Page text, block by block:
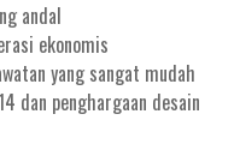
andal
ekonomis
yang sangat mudah
dan penghargaan desain